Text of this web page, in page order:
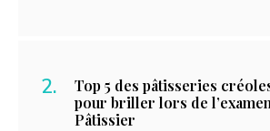
Top 5 des pâtisseries
pour briller lors de
Pâtissier